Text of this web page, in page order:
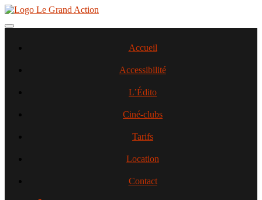
Aller
contenu
Toggle navigation
Accueil
Accessibilité
L’Édito
Ciné-clubs
Tarifs
Location
Contact